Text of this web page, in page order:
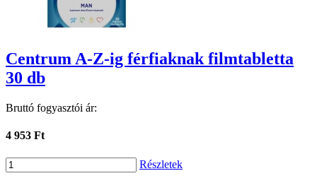
Centrum A-Z-ig férfiaknak filmtabletta
30 db
Bruttó fogyasztói ár:
4 953 Ft
Részletek